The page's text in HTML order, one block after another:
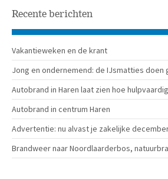
Recente berichten
Vakantieweken en de krant
Jong en ondernemend: de IJsmatties doen
Autobrand in Haren laat zien hoe
Autobrand in centrum Haren
Advertentie: nu alvast je zakelijke
Brandweer naar Noordlaarderbos,